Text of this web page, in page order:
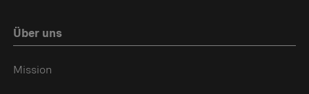
Über uns
Mission